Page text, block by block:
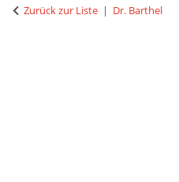
Zurück zur Liste Dr. Barthel